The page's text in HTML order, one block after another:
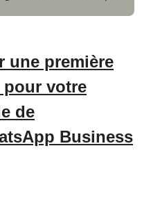
une première
votre
de
Business